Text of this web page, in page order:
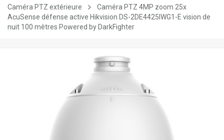
Caméra PTZ extérieure
Caméra PTZ 4MP zoom 25x
AcuSense défense active Hikvision DS-2DE4425IWG1-E vision de
nuit 100 mètres Powered by DarkFighter